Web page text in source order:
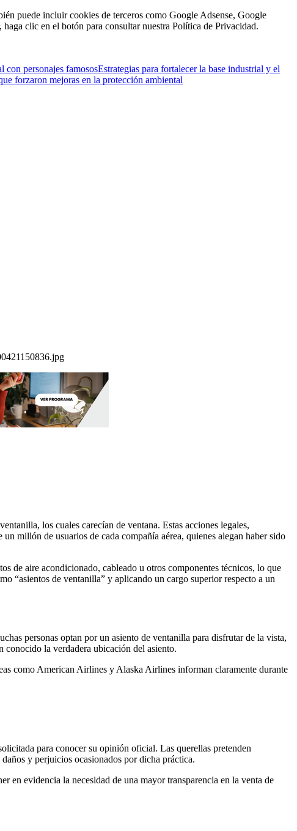
puede incluir cookies de terceros como Google Adsense, Google
clic en el botón para consultar nuestra Política de Privacidad.
personajes famososEstrategias para fortalecer la base industrial y el
forzaron mejoras en la protección ambiental
los cuales carecían de ventana. Estas acciones legales,
millón de usuarios de cada compañía aérea, quienes alegan haber sido
de aire acondicionado, cableado u otros componentes técnicos, lo que
“asientos de ventanilla” y aplicando un cargo superior respecto a un
personas optan por un asiento de ventanilla para disfrutar de la vista,
conocido la verdadera ubicación del asiento.
como American Airlines y Alaska Airlines informan claramente durante
para conocer su opinión oficial. Las querellas pretenden
y perjuicios ocasionados por dicha práctica.
en evidencia la necesidad de una mayor transparencia en la venta de